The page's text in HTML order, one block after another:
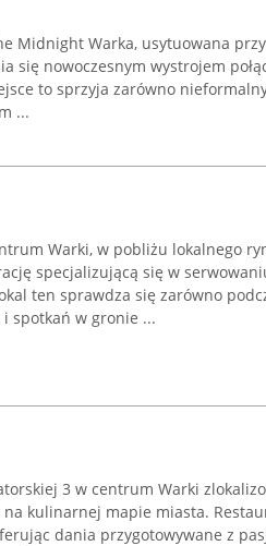
Midnight Warka, usytuowana
się nowoczesnym wystrojem
to sprzyja zarówno
...
Warki, w pobliżu lokalnego
specjalizującą się w
ten sprawdza się zarówno
spotkań w gronie ...
3 w centrum Warki
kulinarnej mapie miasta.
dania przygotowywane z